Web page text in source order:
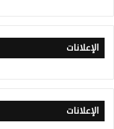
الإعلانات
الإعلانات